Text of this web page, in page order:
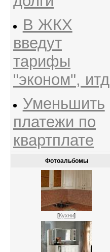
В ЖКХ
введут
тарифы
"эконом", итд
Уменьшить
платежи по
квартплате
Фотоальбомы
[Кухни]